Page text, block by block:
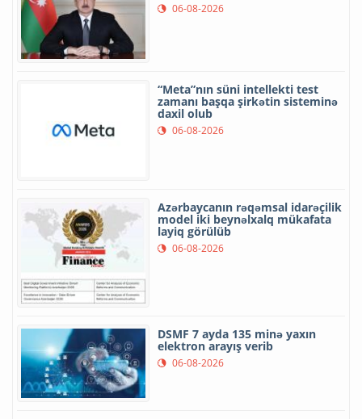
06-08-2026
“Meta”nın süni intellekti test
zamanı başqa şirkətin sisteminə
daxil olub
06-08-2026
Azərbaycanın rəqəmsal idarəçilik
model iki beynəlxalq mükafata
layiq görülüb
06-08-2026
DSMF 7 ayda 135 minə yaxın
elektron arayış verib
06-08-2026